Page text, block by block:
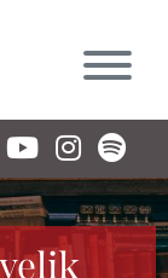
17.30 Cuma